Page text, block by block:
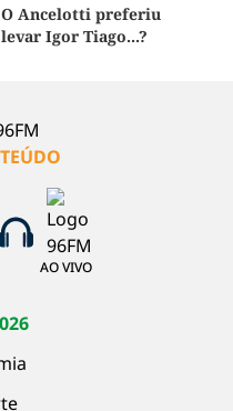
O Ancelotti preferiu
levar Igor Tiago...?
AO VIVO